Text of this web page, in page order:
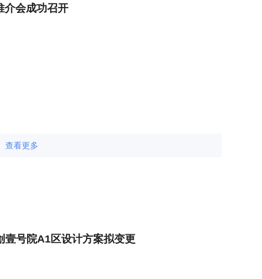
介会成功召开
查看更多
壹号院A1区设计方案拟变更